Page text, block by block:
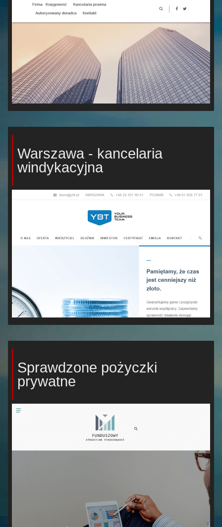
Warszawa - kancelaria
windykacyjna
Sprawdzone pożyczki
prywatne